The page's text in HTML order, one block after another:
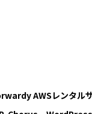
AWSレンタル